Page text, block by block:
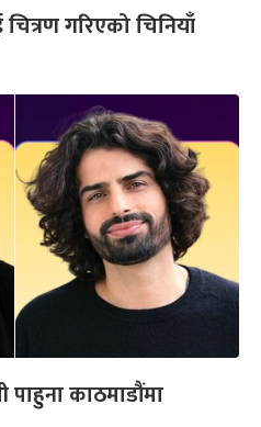
गरिएको चिनियाँ
काठमाडौंमा